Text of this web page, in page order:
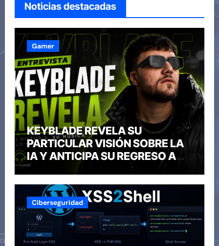
Noticias destacadas
Gamer
KEYBLADE REVELA SU
PARTICULAR VISIÓN SOBRE LA
IA Y ANTICIPA SU REGRESO A
CHILE
Ciberseguridad